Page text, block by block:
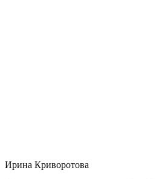
Ирина Криворотова